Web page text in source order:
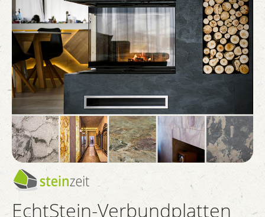
EchtStein-Verbundplatten